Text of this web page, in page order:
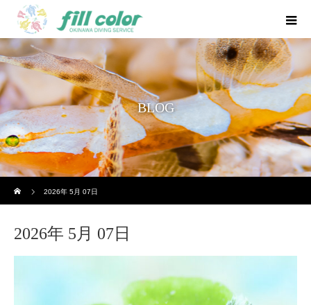
BLOG
2026年 5月 07日
2026年 5月 07日